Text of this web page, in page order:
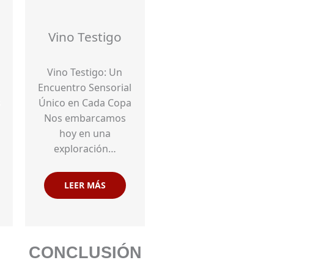
Vino Testigo
Vino Testigo: Un
Encuentro Sensorial
Único en Cada Copa
Nos embarcamos
hoy en una
exploración…
LEER MÁS
CONCLUSIÓN